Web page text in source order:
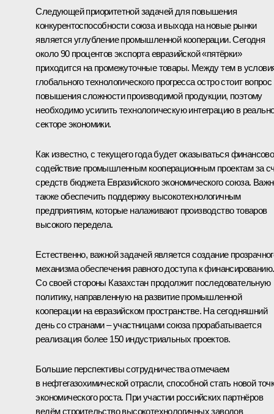
Следующей приоритетной задачей для повышения
конкурентоспособности союза и выхода на новые рынки
является углубление промышленной кооперации. Сегодня
около 90 процентов экспорта евразийской «пятёрки»
приходится на промежуточные товары. Между тем в
глобального технологического прогресса остро стоит вопрос
повышения сложности производимой продукции, поэтому
необходимо усилить технологическую интеграцию в
секторе экономики.
Как известно, с текущего года будет оказываться
содействие промышленным кооперационным проектам за
средств бюджета Евразийского экономического союза.
также обеспечить поддержку высокотехнологичным
предприятиям, которые налаживают производство товаров
высокого передела.
Естественно, важной задачей является создание
механизма обеспечения равного доступа к финансированию.
Со своей стороны Казахстан продолжит последовательную
политику, направленную на развитие промышленной
кооперации на евразийском пространстве. На сегодняшний
день со странами – участницами союза прорабатывается
реализация более 150 индустриальных проектов.
Большие перспективы сотрудничества отмечаем
в нефтегазохимической отрасли, способной стать новой
экономического роста. При участии российских партнёров
ведём строительство высокотехнологичных заводов